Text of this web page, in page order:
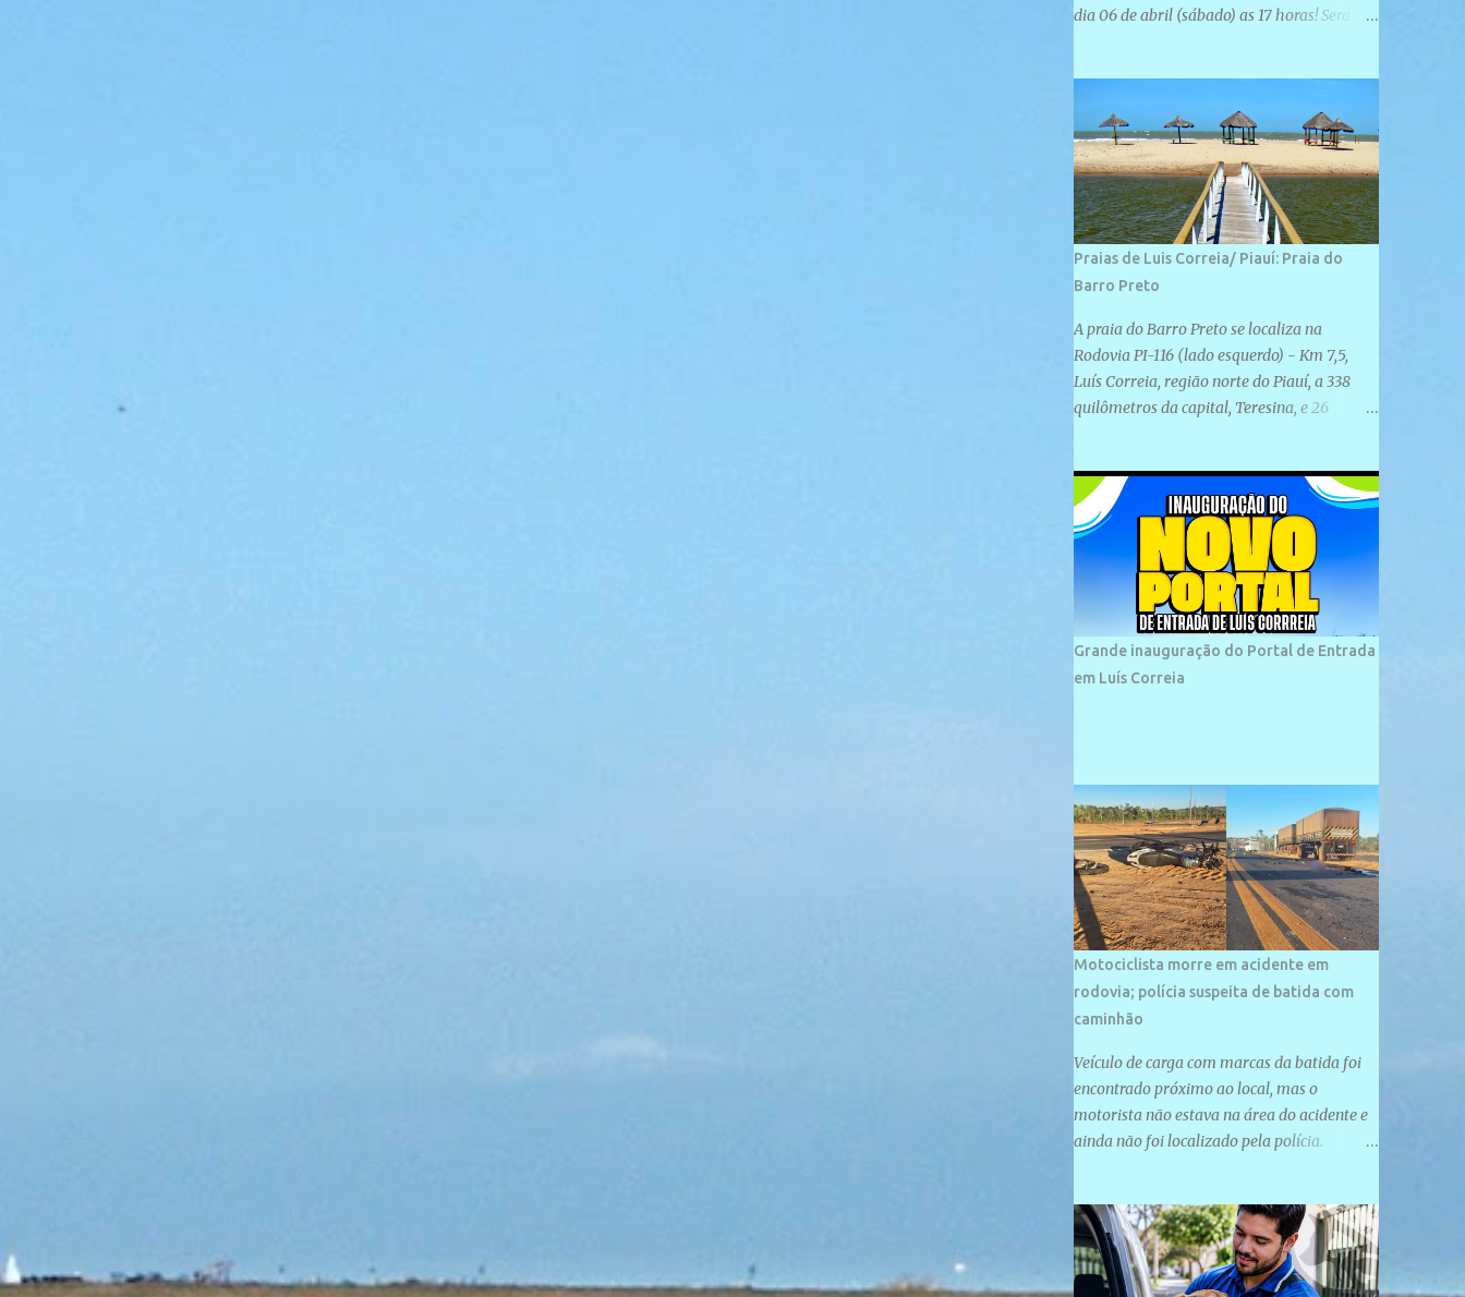
dia 06 de abril (sábado) as 17 horas! Será
localizada na Rua São José, 98 Barrinha -
Cajueiro da Praia.
Praias de Luis Correia/ Piauí: Praia do
Barro Preto
A praia do Barro Preto se localiza na
Rodovia PI-116 (lado esquerdo) - Km 7,5,
Luís Correia, região norte do Piauí, a 338
quilômetros da capital, Teresina, e 26
plana e retilínea na maior parte de sua
extensão, chegando a mais ou menos a 1,5
km de paisagens exuberantes. Possui ondas
suaves devido ao extensivo molhe de pedras
que não chegam a 2 metros de altura, não
apresentando dunas em seu espaço
geográfico. Não se sabe ao certo porque a
praia leva esse nome, e muitas das suas
vizinhos. O bairro onde se localiza a praia é
palco de amplos investimentos e projetos
grandiosos como hotéis, pousadas e
residências de veraneio de grande porte. O
maior empreendimento fixado nessa área é
o SESC Praia, inaugurado em 12 de julho de
1996. Com arquitetura moderna,...
Grande inauguração do Portal de Entrada
em Luís Correia
Motociclista morre em acidente em
rodovia; polícia suspeita de batida com
caminhão
Veículo de carga com marcas da batida foi
encontrado próximo ao local, mas o
motorista não estava na área do acidente e
ainda não foi localizado pela polícia.
Divulgação/PMPI João Pedro de Sousa
Santos morreu na manhã desta sexta-feira
(31) em um acidente na PI-247, na zona